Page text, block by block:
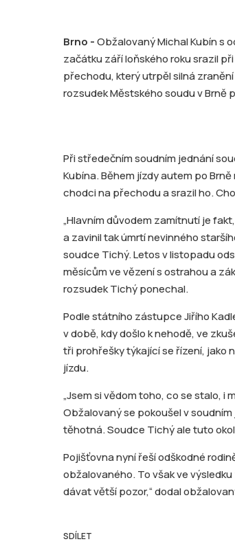
Brno -Obžalovaný Michal Kubín s
začátku září loňského roku srazil
přechodu, který utrpěl silná
rozsudek Městského soudu v Brně
Při středečním soudním jednání
Kubína. Během jízdy autem po
chodci na přechodu a srazil ho.
„Hlavním důvodem zamítnutí je
a zavinil tak úmrtí nevinného
soudce Tichý. Letos v listopadu
měsícům ve vězení s ostrahou a
rozsudek Tichý ponechal.
Podle státního zástupce Jiřího
v době, kdy došlo k nehodě, ve
tři prohřešky týkající se řízení, jako
jízdu.
„Jsem si vědom toho, co se stalo, i
Obžalovaný se pokoušel v
těhotná. Soudce Tichý ale tuto
Pojišťovna nyní řeší odškodné
obžalovaného. To však ve
dávat větší pozor,“ dodal
SDÍLET